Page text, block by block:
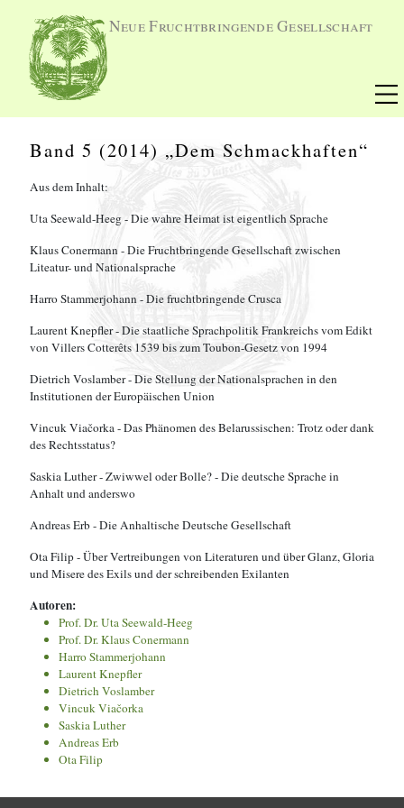
Neue Fruchtbringende Gesellschaft
Band 5 (2014) „Dem Schmackhaften“
Aus dem Inhalt:
Uta Seewald-Heeg - Die wahre Heimat ist eigentlich Sprache
Klaus Conermann - Die Fruchtbringende Gesellschaft zwischen
Liteatur- und Nationalsprache
Harro Stammerjohann - Die fruchtbringende Crusca
Laurent Knepfler - Die staatliche Sprachpolitik Frankreichs vom Edikt
von Villers Cotterêts 1539 bis zum Toubon-Gesetz von 1994
Dietrich Voslamber - Die Stellung der Nationalsprachen in den
Institutionen der Europäischen Union
Vincuk Viačorka - Das Phänomen des Belarussischen: Trotz oder dank
des Rechtsstatus?
Saskia Luther - Zwiwwel oder Bolle? - Die deutsche Sprache in
Anhalt und anderswo
Andreas Erb - Die Anhaltische Deutsche Gesellschaft
Ota Filip - Über Vertreibungen von Literaturen und über Glanz, Gloria
und Misere des Exils und der schreibenden Exilanten
Autoren:
Prof. Dr. Uta Seewald-Heeg
Prof. Dr. Klaus Conermann
Harro Stammerjohann
Laurent Knepfler
Dietrich Voslamber
Vincuk Viačorka
Saskia Luther
Andreas Erb
Ota Filip